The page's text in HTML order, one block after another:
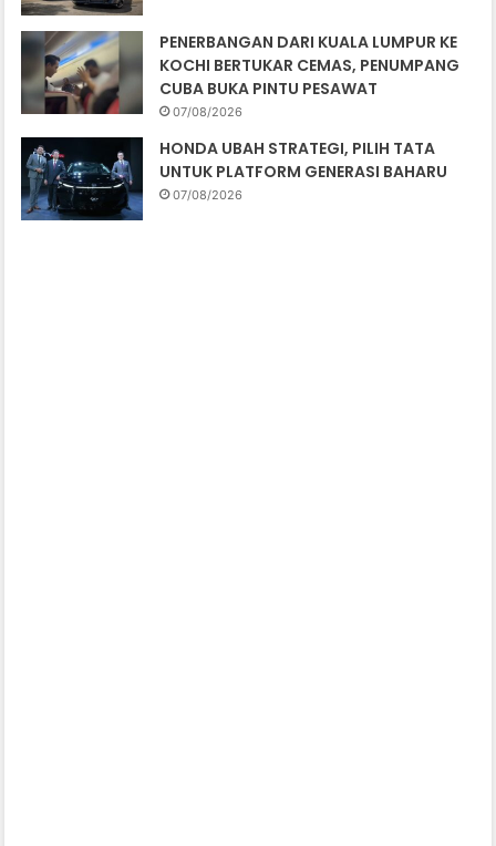
PENERBANGAN DARI KUALA LUMPUR KE
KOCHI BERTUKAR CEMAS, PENUMPANG
CUBA BUKA PINTU PESAWAT
07/08/2026
HONDA UBAH STRATEGI, PILIH TATA
UNTUK PLATFORM GENERASI BAHARU
07/08/2026